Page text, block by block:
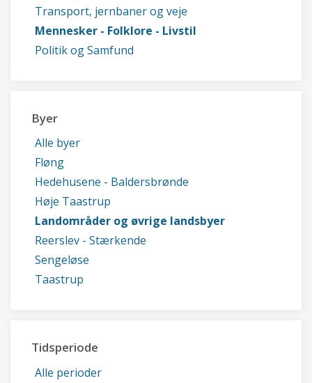
Transport, jernbaner og veje
Mennesker - Folklore - Livstil
Politik og Samfund
Byer
Alle byer
Fløng
Hedehusene - Baldersbrønde
Høje Taastrup
Landområder og øvrige landsbyer
Reerslev - Stærkende
Sengeløse
Taastrup
Tidsperiode
Alle perioder